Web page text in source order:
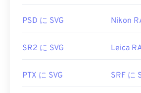
メモ帳やmacOSの Bracketsなど
ラムを使用できます。ただし、
PSD に SVG Nikon
SR2 に SVG Leica
PTX に SVG SRF に